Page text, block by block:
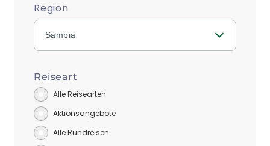
Region
Sambia
Reiseart
Alle Reisearten
Aktionsangebote
Alle Rundreisen